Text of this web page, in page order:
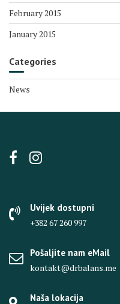
February 2015
January 2015
Categories
News
Uvijek dostupni
+382 67 260 997
Pošaljite nam eMail
kontakt@drbalans.me
Naša lokacija